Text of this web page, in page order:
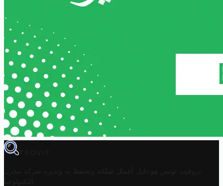
TROVIT
تروفيت تونس هو دليل أعمال تملكه وتحتفظ به وتديره
شركة مخزن
التكنولوجيا